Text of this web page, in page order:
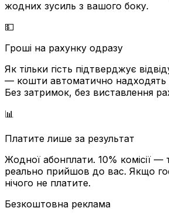
жодних зусиль з вашого боку.
💵
Гроші на рахунку одразу
Як тільки гість підтверджує
— кошти автоматично надходять
Без затримок, без виставлення
📊
Платите лише за результат
Жодної абонплати. 10% комісії —
реально прийшов до вас. Якщо
нічого не платите.
Безкоштовна реклама